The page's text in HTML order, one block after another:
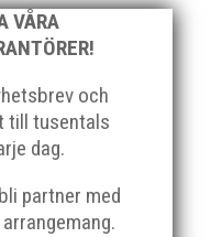
VÅRA
och
till tusentals
dag.
partner med
MAI:s Årsmöte